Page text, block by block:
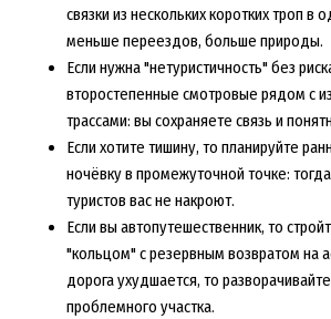
связки из нескольких коротких троп в
меньше переездов, больше природы.
Если нужна "нетуристичность" без
второстепенные смотровые рядом с
трассами: вы сохраняете связь и
Если хотите тишину, то планируйте
ночёвку в промежуточной точке:
туристов вас не накроют.
Если вы автопутешественник, то
"кольцом" с резервным возвратом на
дорога ухудшается, то
проблемного участка.